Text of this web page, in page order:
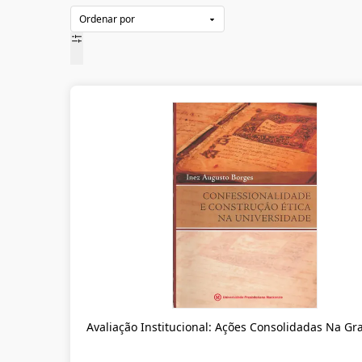
Avaliação Institucional: Ações Consolidadas Na